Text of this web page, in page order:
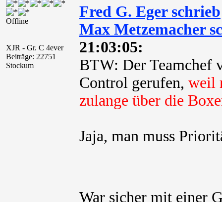
Offline
XJR - Gr. C 4ever
Beiträge: 22751
Stockum
Fred G. Eger schrieb
Max Metzemacher
21:03:05:
BTW: Der Teamchef
Control gerufen, weil
zulange über die
Jaja, man muss
War sicher mit einer